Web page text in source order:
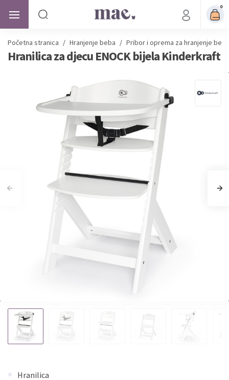
0
Početna stranica / Hranjenje beba / Pribor i oprema za hranjenje beba
Hranilica za djecu ENOCK bijela Kinderkraft
Hranilica